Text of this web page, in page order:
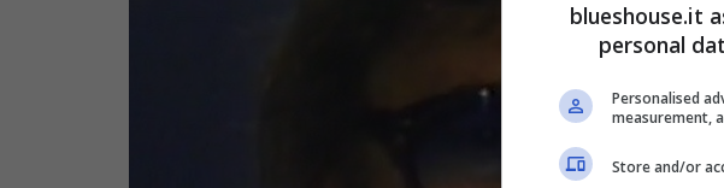
blueshouse.it
personal
Personalised
measurement,
Store and/or